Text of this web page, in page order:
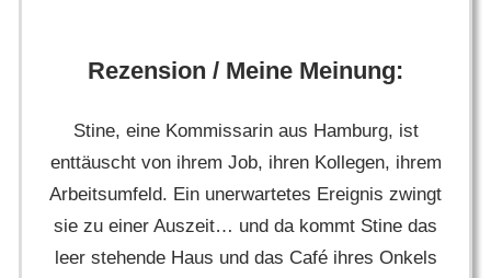
Rezension / Meine Meinung:
Stine, eine Kommissarin aus Hamburg, ist
enttäuscht von ihrem Job, ihren Kollegen, ihrem
Arbeitsumfeld. Ein unerwartetes Ereignis zwingt
sie zu einer Auszeit… und da kommt Stine das
leer stehende Haus und das Café ihres Onkels